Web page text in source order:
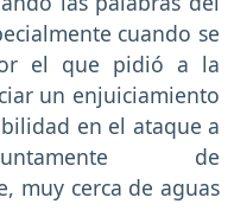
cuando se
el que pidió a la
un enjuiciamiento
en el ataque a
de
muy cerca de aguas